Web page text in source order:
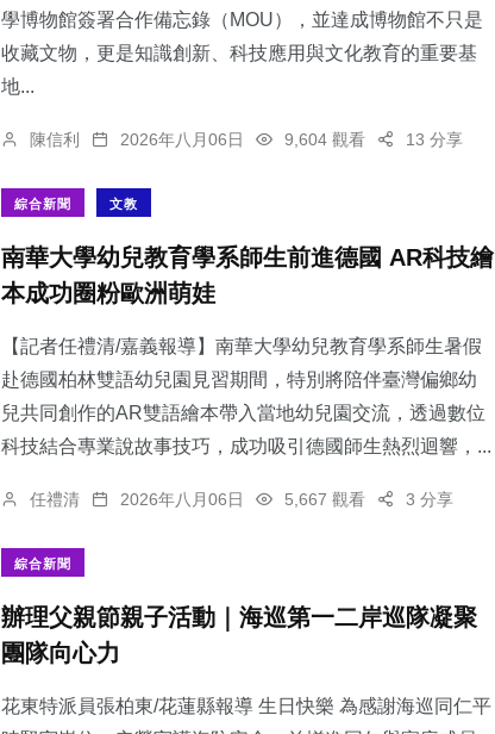
學博物館簽署合作備忘錄（MOU），並達成博物館不只是
收藏文物，更是知識創新、科技應用與文化教育的重要基
地...
陳信利 2026年八月06日 9,604 觀看 13 分享
綜合新聞 文教
南華大學幼兒教育學系師生前進德國 AR科技繪
本成功圈粉歐洲萌娃
【記者任禮清/嘉義報導】南華大學幼兒教育學系師生暑假
赴德國柏林雙語幼兒園見習期間，特別將陪伴臺灣偏鄉幼
兒共同創作的AR雙語繪本帶入當地幼兒園交流，透過數位
科技結合專業說故事技巧，成功吸引德國師生熱烈迴響，...
任禮清 2026年八月06日 5,667 觀看 3 分享
綜合新聞
辦理父親節親子活動｜海巡第一二岸巡隊凝聚
團隊向心力
花東特派員張柏東/花蓮縣報導 生日快樂 為感謝海巡同仁平